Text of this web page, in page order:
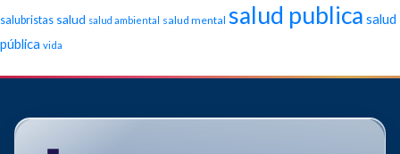
salubristas salud salud ambiental salud mental salud publica salud
pública vida